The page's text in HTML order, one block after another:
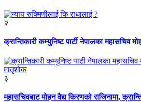
२
क्रान्तिकारी कम्युनिष्ट पार्टी नेपालका महासचिव
३
महासचिवबाट मोहन वैद्य किरणको राजिनामा,